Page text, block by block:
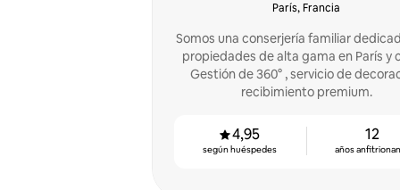
París, Francia
Somos una conserjería familiar
propiedades de alta gama en París y
Gestión de 360° , servicio de
recibimiento premium.
4,95
según huéspedes
12
años